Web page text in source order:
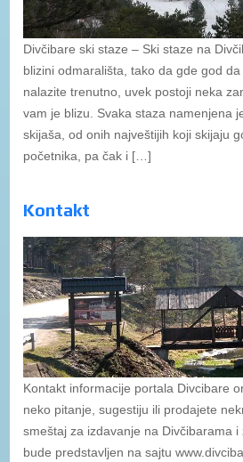
Divčibare ski staze – Ski staze na
blizini odmarališta, tako da gde god
nalazite trenutno, uvek postoji neka
vam je blizu. Svaka staza namenjena
skijaša, od onih najveštijih koji skijaju
početnika, pa čak i […]
Kontakt
Kontakt informacije portala Divcibare
neko pitanje, sugestiju ili prodajete
smeštaj za izdavanje na Divčibarama
bude predstavljen na sajtu